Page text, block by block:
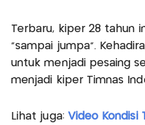
Terbaru, kiper 28 tahun
“sampai jumpa”.
untuk menjadi pesaing
menjadi kiper Timnas
Lihat juga: Video Kondisi